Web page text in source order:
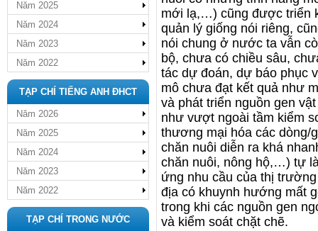
Năm 2025
Năm 2024
Năm 2023
Năm 2022
TẠP CHÍ TIẾNG ANH ĐHCT
Năm 2026
Năm 2025
Năm 2024
Năm 2023
Năm 2022
TẠP CHÍ TRONG NƯỚC
mới lạ,…) cũng được triển
quản lý giống nói riêng,
nói chung ở nước ta vẫn
bộ, chưa có chiều sâu,
tác dự đoán, dự báo phục
mô chưa đạt kết quả như
và phát triển nguồn gen
như vượt ngoài tầm kiểm
thương mại hóa các dòng/
chăn nuôi diễn ra khá
chăn nuôi, nông hộ,…) tự
ứng nhu cầu của thị
địa có khuynh hướng mất
trong khi các nguồn gen
và kiểm soát chặt chẽ.